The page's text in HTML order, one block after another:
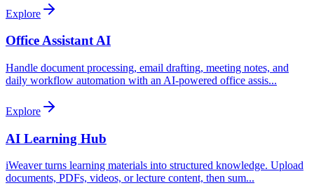
Explore
Office Assistant AI
Handle document processing, email drafting, meeting notes, and
daily workflow automation with an AI-powered office assis...
Explore
AI Learning Hub
iWeaver turns learning materials into structured knowledge. Upload
documents, PDFs, videos, or lecture content, then sum...